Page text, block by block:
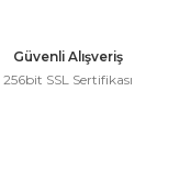
Güvenli Alışveriş
256bit SSL Sertifikası